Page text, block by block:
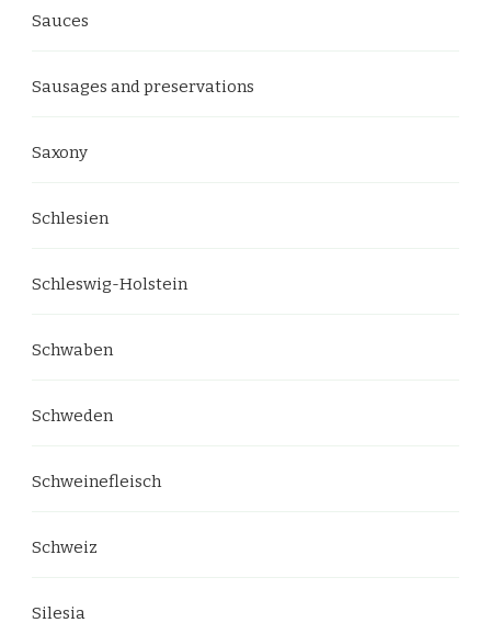
Sauces
Sausages and preservations
Saxony
Schlesien
Schleswig-Holstein
Schwaben
Schweden
Schweinefleisch
Schweiz
Silesia